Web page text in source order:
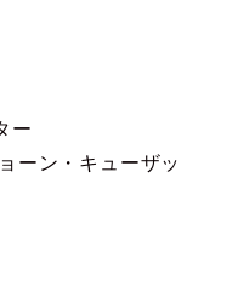
ー
ーン・キューザッ